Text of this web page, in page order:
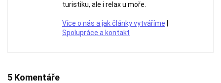
turistiku, ale i relax u moře.
Více o nás a jak články vytváříme
Spolupráce a kontakt
5 Komentáře